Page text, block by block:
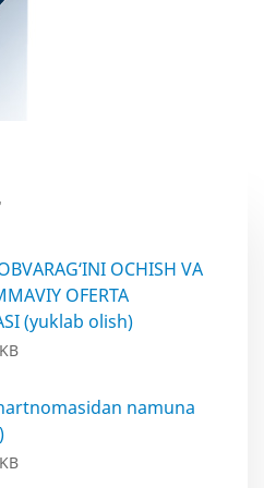
OCHISH VA
OFERTA
(yuklab olish)
namuna